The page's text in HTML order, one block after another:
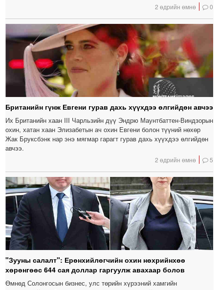
2 өдрийн өмнө 0
Британийн гүнж Евгени гурав дахь хүүхдээ өлгийдөн авчээ
Их Британийн хаан III Чарльзийн дүү Эндрю Маунтбаттен-Виндзорын
охин, хатан хаан Элизабетын ач охин Евгени болон түүний нөхөр
Жак Бруксбэнк нар энэ мягмар гарагт гурав дахь хүүхдээ өлгийдөн
авчээ.
2 өдрийн өмнө 5
"Зууны салалт": Ерөнхийлөгчийн охин нөхрийнхөө
хөрөнгөөс 644 сая доллар гаргуулж авахаар болов
Өмнөд Солонгосын бизнес, улс төрийн хүрээний хамгийн